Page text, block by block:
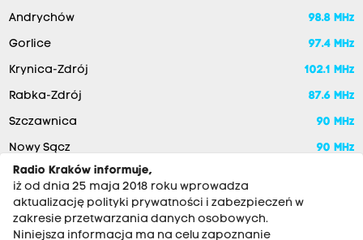
Andrychów 98.8 MHz
Gorlice 97.4 MHz
Krynica-Zdrój 102.1 MHz
Rabka-Zdrój 87.6 MHz
Szczawnica 90 MHz
Nowy Sącz
90 MHz
Radio Kraków informuje,
iż od dnia 25 maja 2018 roku wprowadza
aktualizację polityki prywatności i zabezpieczeń w
zakresie przetwarzania danych osobowych.
Niniejsza informacja ma na celu zapoznanie